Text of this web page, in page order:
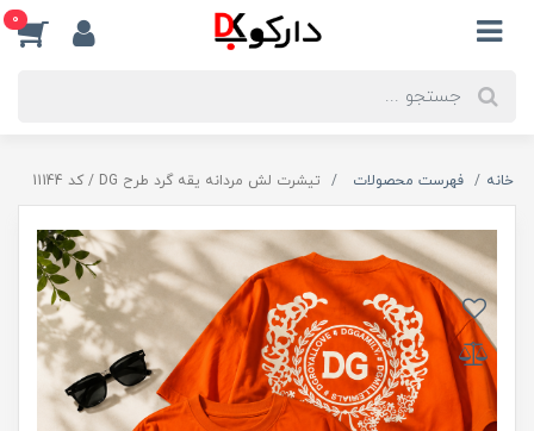
0
خانه فهرست محصولات تیشرت لش مردانه یقه گرد طرح DG / کد 11144